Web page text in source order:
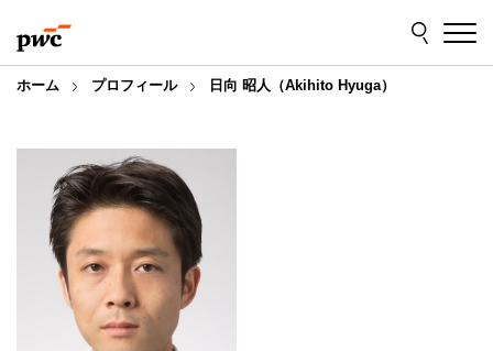
to
content
to
footer
ホーム プロフィール 日向 昭人（Akihito Hyuga）